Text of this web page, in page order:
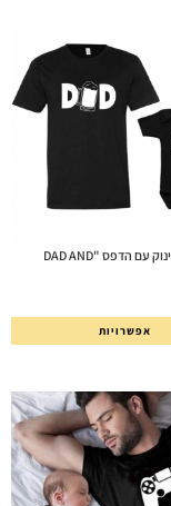
סט לאבא ולתינוק עם הדפס "DAD AND
אפשרויות